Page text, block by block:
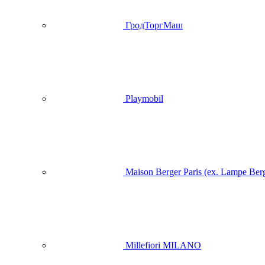
ГродТоргМаш
Playmobil
Maison Berger Paris (ex. Lampe
Millefiori MILANO